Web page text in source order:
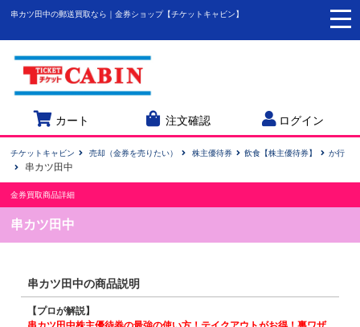
串カツ田中の郵送買取なら｜金券ショップ【チケットキャビン】
カート 注文確認 ログイン
チケットキャビン 売却（金券を売りたい） 株主優待券 飲食【株主優待券】 か行
串カツ田中
金券買取商品詳細
串カツ田中
串カツ田中の商品説明
【プロが解説】